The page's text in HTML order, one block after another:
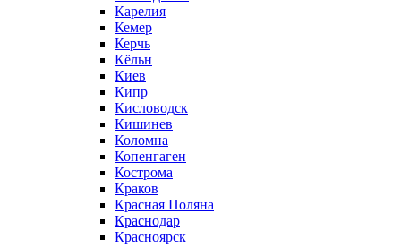
Карелия
Кемер
Керчь
Кёльн
Киев
Кипр
Кисловодск
Кишинев
Коломна
Копенгаген
Кострома
Краков
Красная Поляна
Краснодар
Красноярск